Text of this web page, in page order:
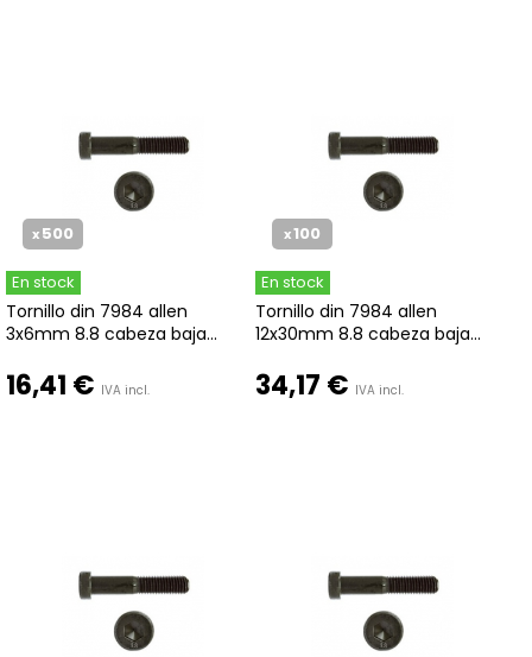
x500
En stock
Tornillo din 7984 allen
3x6mm 8.8 cabeza baja...
16,41 € IVA incl.
x100
En stock
Tornillo din 7984 allen
12x30mm 8.8 cabeza baja...
34,17 € IVA incl.